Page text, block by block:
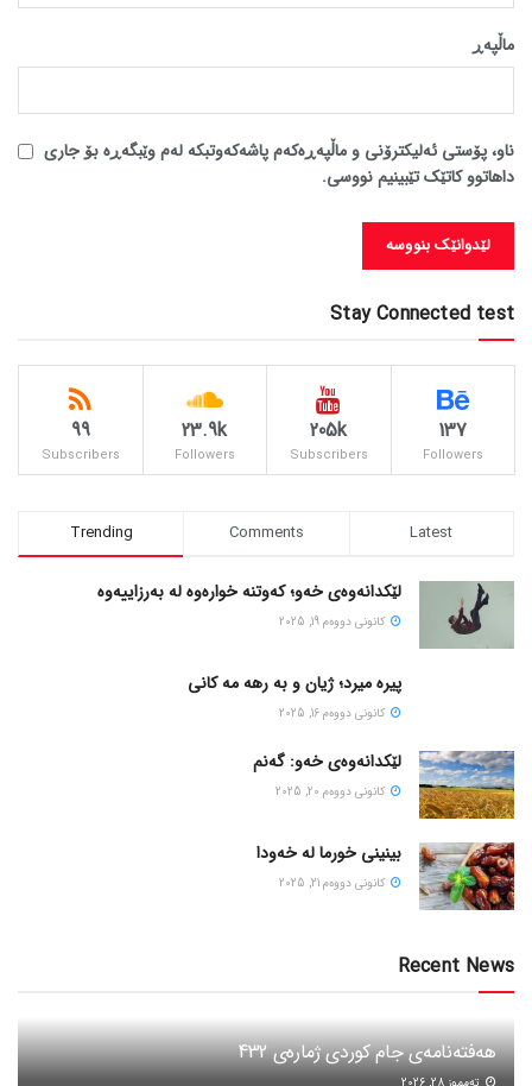
ماڵپه‌ڕ
ناو، پۆستی ئەلیکترۆنی و ماڵپەڕەکەم پاشەکەوتبکە لەم وێبگەڕە بۆ جاری
داهاتوو کاتێک تێبینیم نووسی.
Stay Connected test
137
Followers
205k
Subscribers
23.9k
Followers
99
Subscribers
Trending Comments Latest
لێکدانەوەی خەو؛ کەوتنە خوارەوە لە بەرزاییەوە
كانونی دووه‌م 19, 2025
پیره میرد؛ ژیان و به رهه مه کانی
كانونی دووه‌م 16, 2025
لێکدانەوەی خەو: گەنم
كانونی دووه‌م 20, 2025
بینینی خورما لە خەودا
كانونی دووه‌م 21, 2025
Recent News
هەفتەنامەی جام کوردی ژمارەی 432